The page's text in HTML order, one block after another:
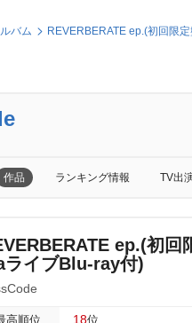
バム REVERBERATE ep.(初回限
作品 ランキング情報 TV出
ep.(初
ライブBlu-ray付)
高順位 18位